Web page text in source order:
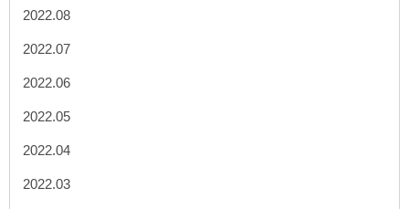
2022.08
2022.07
2022.06
2022.05
2022.04
2022.03